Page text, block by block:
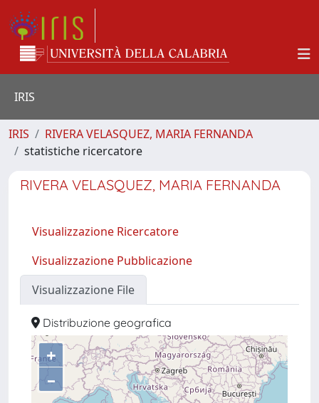
IRIS
IRIS
RIVERA VELASQUEZ, MARIA FERNANDA
statistiche ricercatore
RIVERA VELASQUEZ, MARIA FERNANDA
Visualizzazione Ricercatore
Visualizzazione Pubblicazione
Visualizzazione File
Distribuzione geografica
+
–